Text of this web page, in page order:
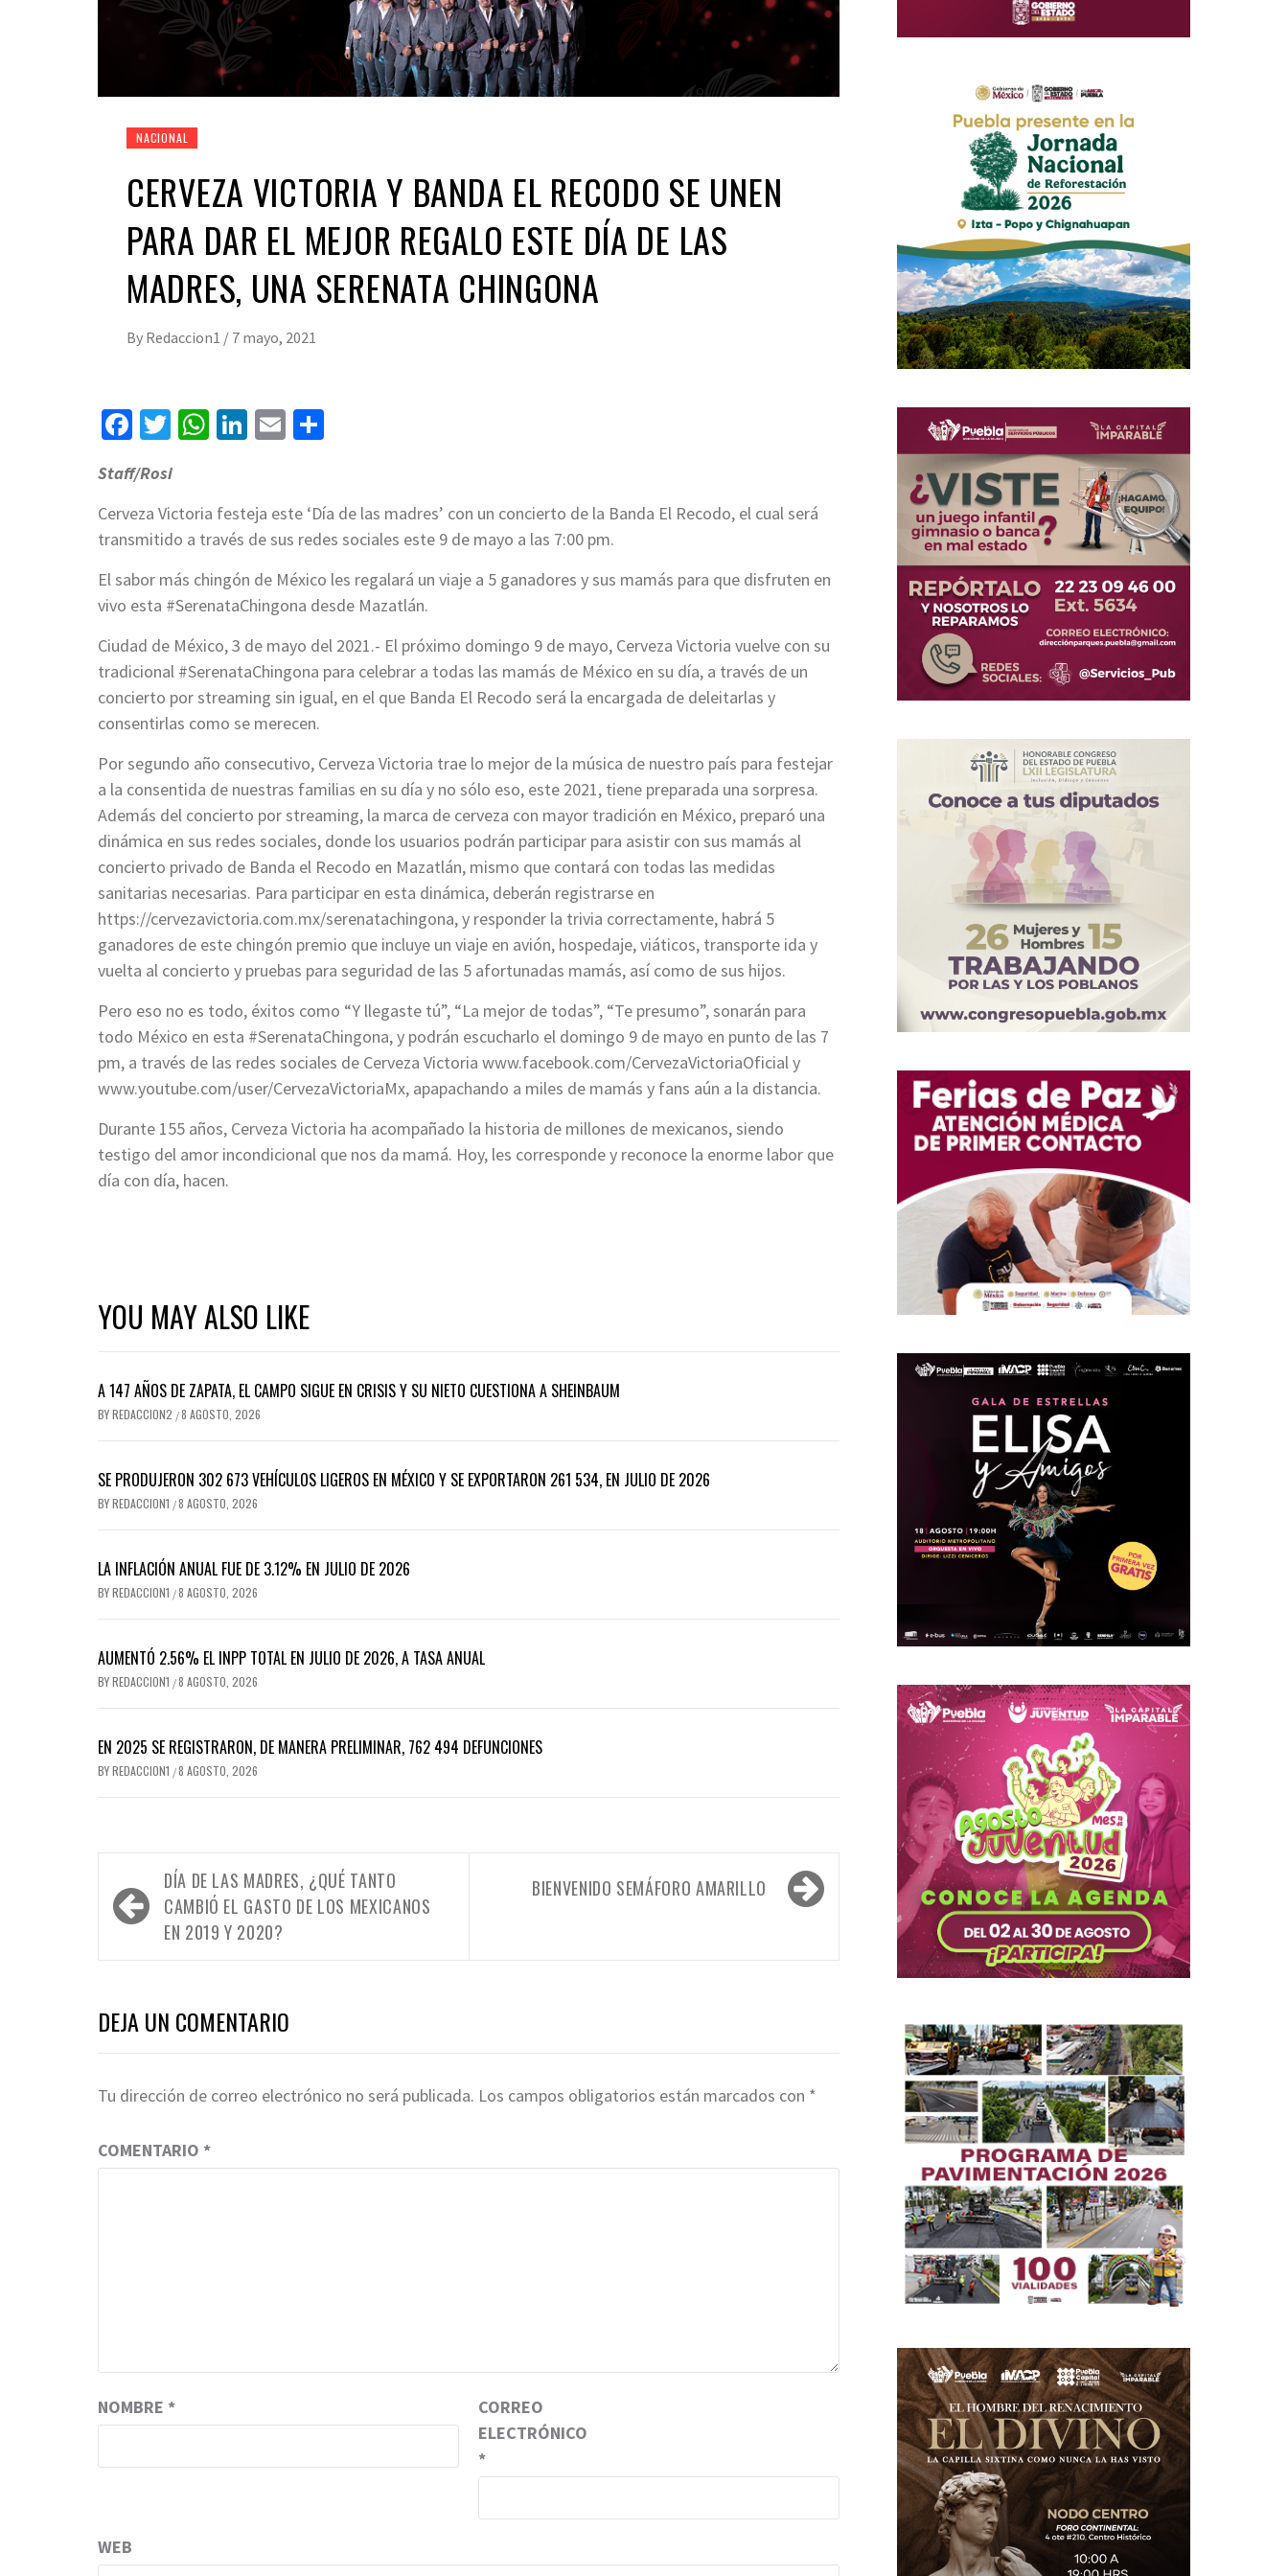
NACIONAL
CERVEZA VICTORIA Y BANDA EL RECODO SE UNEN
PARA DAR EL MEJOR REGALO ESTE DÍA DE LAS
MADRES, UNA SERENATA CHINGONA
By Redaccion1 / 7 mayo, 2021
Facebook
Twitter
WhatsApp
LinkedIn
Email
Staff/Rosi
Cerveza Victoria festeja este ‘Día de las madres’ con un concierto de la Banda El Recodo, el cual será
transmitido a través de sus redes sociales este 9 de mayo a las 7:00 pm.
El sabor más chingón de México les regalará un viaje a 5 ganadores y sus mamás para que disfruten en
vivo esta #SerenataChingona desde Mazatlán.
Ciudad de México, 3 de mayo del 2021.- El próximo domingo 9 de mayo, Cerveza Victoria vuelve con su
tradicional #SerenataChingona para celebrar a todas las mamás de México en su día, a través de un
concierto por streaming sin igual, en el que Banda El Recodo será la encargada de deleitarlas y
consentirlas como se merecen.
Por segundo año consecutivo, Cerveza Victoria trae lo mejor de la música de nuestro país para festejar
a la consentida de nuestras familias en su día y no sólo eso, este 2021, tiene preparada una sorpresa.
Además del concierto por streaming, la marca de cerveza con mayor tradición en México, preparó una
dinámica en sus redes sociales, donde los usuarios podrán participar para asistir con sus mamás al
concierto privado de Banda el Recodo en Mazatlán, mismo que contará con todas las medidas
sanitarias necesarias. Para participar en esta dinámica, deberán registrarse en
https://cervezavictoria.com.mx/serenatachingona, y responder la trivia correctamente, habrá 5
ganadores de este chingón premio que incluye un viaje en avión, hospedaje, viáticos, transporte ida y
vuelta al concierto y pruebas para seguridad de las 5 afortunadas mamás, así como de sus hijos.
Pero eso no es todo, éxitos como “Y llegaste tú”, “La mejor de todas”, “Te presumo”, sonarán para
todo México en esta #SerenataChingona, y podrán escucharlo el domingo 9 de mayo en punto de las 7
pm, a través de las redes sociales de Cerveza Victoria www.facebook.com/CervezaVictoriaOficial y
www.youtube.com/user/CervezaVictoriaMx, apapachando a miles de mamás y fans aún a la distancia.
Durante 155 años, Cerveza Victoria ha acompañado la historia de millones de mexicanos, siendo
testigo del amor incondicional que nos da mamá. Hoy, les corresponde y reconoce la enorme labor que
día con día, hacen.
YOU MAY ALSO LIKE
A 147 AÑOS DE ZAPATA, EL CAMPO SIGUE EN CRISIS Y SU NIETO CUESTIONA A SHEINBAUM
BYREDACCION2 /8 AGOSTO, 2026
SE PRODUJERON 302 673 VEHÍCULOS LIGEROS EN MÉXICO Y SE EXPORTARON 261 534, EN JULIO DE 2026
BYREDACCION1 /8 AGOSTO, 2026
LA INFLACIÓN ANUAL FUE DE 3.12% EN JULIO DE 2026
BYREDACCION1 /8 AGOSTO, 2026
AUMENTÓ 2.56% EL INPP TOTAL EN JULIO DE 2026, A TASA ANUAL
BYREDACCION1 /8 AGOSTO, 2026
EN 2025 SE REGISTRARON, DE MANERA PRELIMINAR, 762 494 DEFUNCIONES
BYREDACCION1 /8 AGOSTO, 2026
Navegación
de
entradas
DÍA DE LAS MADRES, ¿QUÉ TANTO
CAMBIÓ EL GASTO DE LOS MEXICANOS
EN 2019 Y 2020?
BIENVENIDO SEMÁFORO AMARILLO
DEJA UN COMENTARIO
Tu dirección de correo electrónico no será publicada. Los campos obligatorios están marcados con *
COMENTARIO *
NOMBRE *
CORREO
ELECTRÓNICO
*
WEB